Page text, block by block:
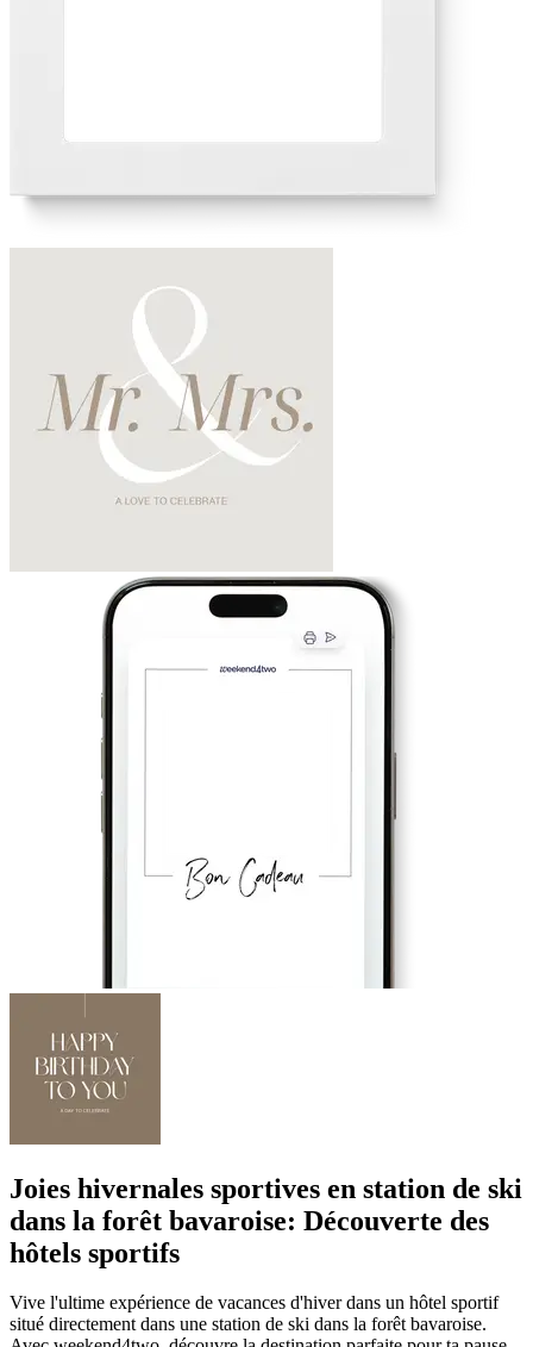
Joies hivernales sportives en station de ski
dans la forêt bavaroise: Découverte des
hôtels sportifs
Vive l'ultime expérience de vacances d'hiver dans un hôtel sportif
situé directement dans une station de ski dans la forêt bavaroise.